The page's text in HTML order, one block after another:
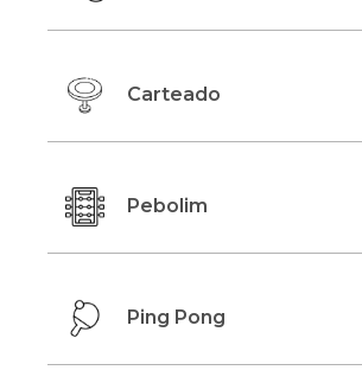
Carteado
Pebolim
Ping Pong